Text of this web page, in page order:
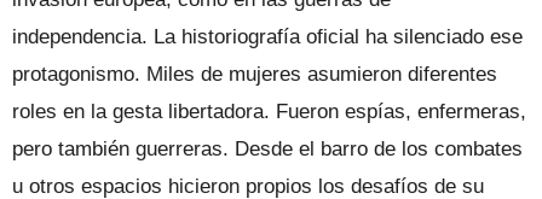
independencia. La historiografía oficial ha silenciado ese
protagonismo. Miles de mujeres asumieron diferentes
roles en la gesta libertadora. Fueron espías, enfermeras,
pero también guerreras. Desde el barro de los combates
u otros espacios hicieron propios los desafíos de su